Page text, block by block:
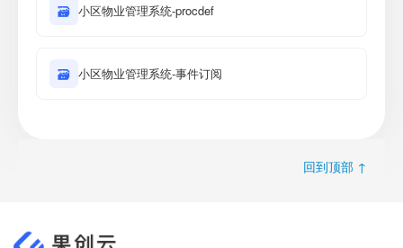
🗃 小区物业管理系统-procdef
🗃 小区物业管理系统-事件订阅
回到顶部 ↑